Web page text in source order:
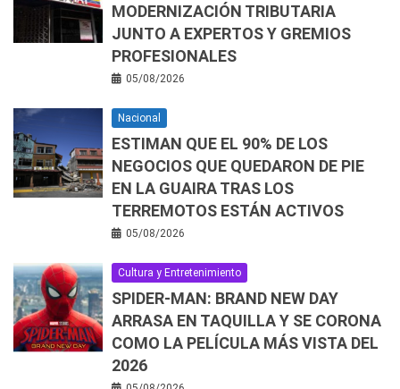
MODERNIZACIÓN TRIBUTARIA
JUNTO A EXPERTOS Y GREMIOS
PROFESIONALES
05/08/2026
Nacional
ESTIMAN QUE EL 90% DE LOS
NEGOCIOS QUE QUEDARON DE PIE
EN LA GUAIRA TRAS LOS
TERREMOTOS ESTÁN ACTIVOS
05/08/2026
Cultura y Entretenimiento
SPIDER-MAN: BRAND NEW DAY
ARRASA EN TAQUILLA Y SE CORONA
COMO LA PELÍCULA MÁS VISTA DEL
2026